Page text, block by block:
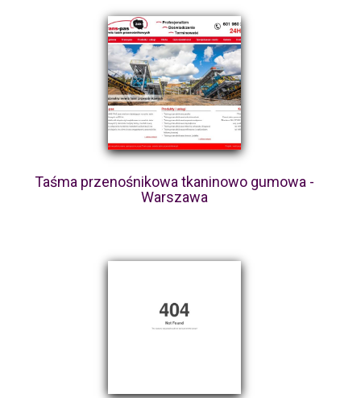
Taśma przenośnikowa tkaninowo gumowa -
Warszawa